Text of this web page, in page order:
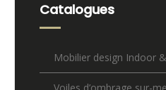
Catalogues
Mobilier design Indoor